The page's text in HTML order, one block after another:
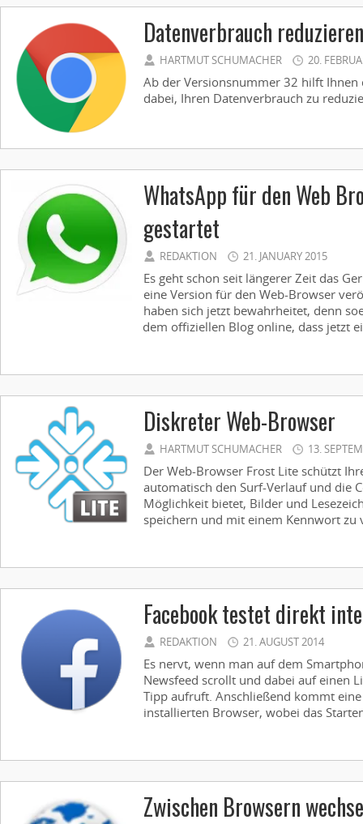
Datenverbrauch reduzieren
HARTMUT SCHUMACHER 20.
Ab der Versionsnummer 32 hilft Ihnen
dabei, Ihren Datenverbrauch zu
WhatsApp für den Web
gestartet
REDAKTION 21. JANUARY 2015
Es geht schon seit längerer Zeit das
eine Version für den Web-Browser
haben sich jetzt bewahrheitet, denn
dem offiziellen Blog online, dass jetzt
Diskreter Web-Browser
HARTMUT SCHUMACHER 13.
Der Web-Browser Frost Lite schützt
automatisch den Surf-Verlauf und die
Möglichkeit bietet, Bilder und
speichern und mit einem Kennwort zu
Facebook testet direkt
REDAKTION 21. AUGUST 2014
Es nervt, wenn man auf dem
Newsfeed scrollt und dabei auf einen
Tipp aufruft. Anschließend kommt
installierten Browser, wobei das
Zwischen Browsern